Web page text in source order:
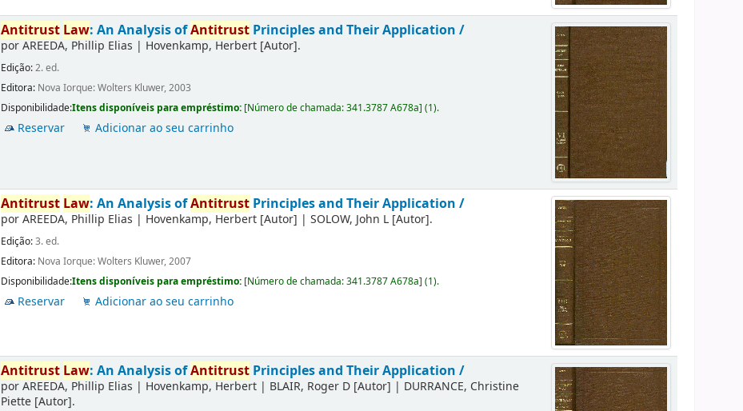
Antitrust Law: An Analysis ofAntitrust Principles and Their Application /
porAREEDA, Phillip Elias | Hovenkamp, Herbert [Autor].
Edição:2. ed.
Editora: Nova Iorque: Wolters Kluwer, 2003
Disponibilidade:Itens disponíveis para empréstimo: [Número de chamada:341.3787 A678a](1).
Reservar Adicionar ao seu carrinho
Antitrust Law: An Analysis ofAntitrust Principles and Their Application /
porAREEDA, Phillip Elias | Hovenkamp, Herbert [Autor] |SOLOW, John L [Autor].
Edição:3. ed.
Editora: Nova Iorque: Wolters Kluwer, 2007
Disponibilidade:Itens disponíveis para empréstimo: [Número de chamada:341.3787 A678a](1).
Reservar Adicionar ao seu carrinho
Antitrust Law: An Analysis ofAntitrust Principles and Their Application /
porAREEDA, Phillip Elias | Hovenkamp, Herbert | BLAIR, Roger D [Autor] | DURRANCE, Christine
Piette [Autor].